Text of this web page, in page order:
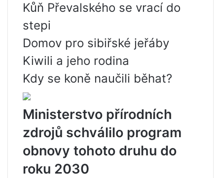
Kůň Převalského se vrací do
stepi
Domov pro sibiřské jeřáby
Kiwili a jeho rodina
Kdy se koně naučili běhat?
Ministerstvo přírodních
zdrojů schválilo program
obnovy tohoto druhu do
roku 2030